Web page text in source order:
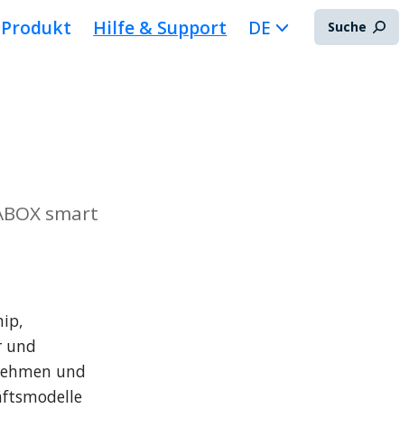
Produkt Hilfe & Support DE Suche
smart
und
und